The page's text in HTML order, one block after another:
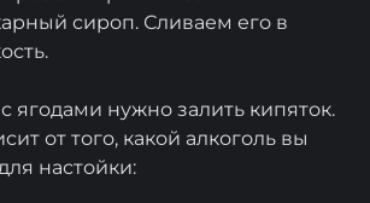
сироп. Сливаем его в
ягодами нужно залить кипяток.
от того, какой алкоголь вы
настойки: